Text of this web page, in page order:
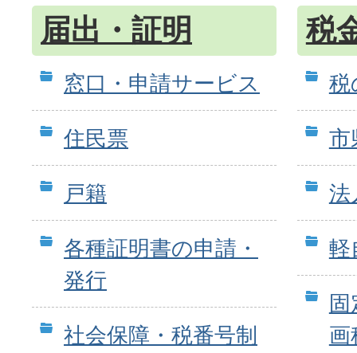
届出・証明
窓口・申請サービス
住民票
戸籍
各種証明書の申請・
発行
社会保障・税番号制
税
税
市
法
軽
画